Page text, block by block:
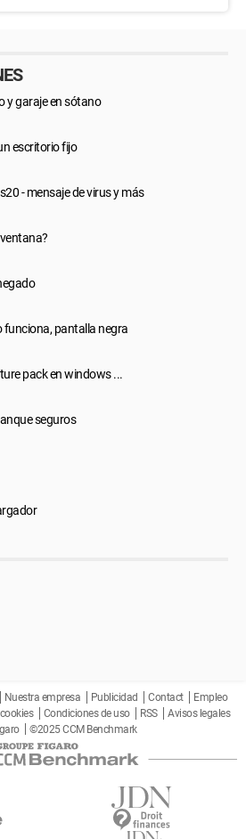
y garaje en sótano
escritorio fijo
- mensaje de virus y más
funciona, pantalla negra
pack en windows ...
seguros
Nuestra empresa Publicidad Contact
Empleo
Condiciones de uso RSS
Avisos legales
©2025 CCM Benchmark